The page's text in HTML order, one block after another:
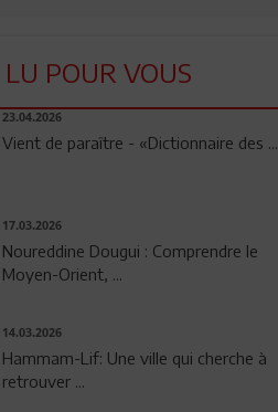
LU POUR VOUS
23.04.2026
Vient de paraître - «Dictionnaire des ...
17.03.2026
Noureddine Dougui : Comprendre le
Moyen-Orient, ...
14.03.2026
Hammam-Lif: Une ville qui cherche à
retrouver ...